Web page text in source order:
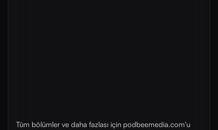
Tüm bölümler ve daha fazlası için ⁠⁠podbeemedia.com⁠⁠'u